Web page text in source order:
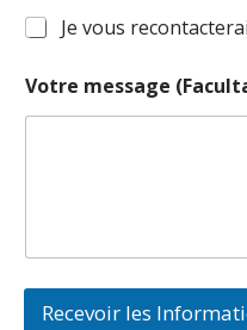
Je vous
Votre message
Recevoir les